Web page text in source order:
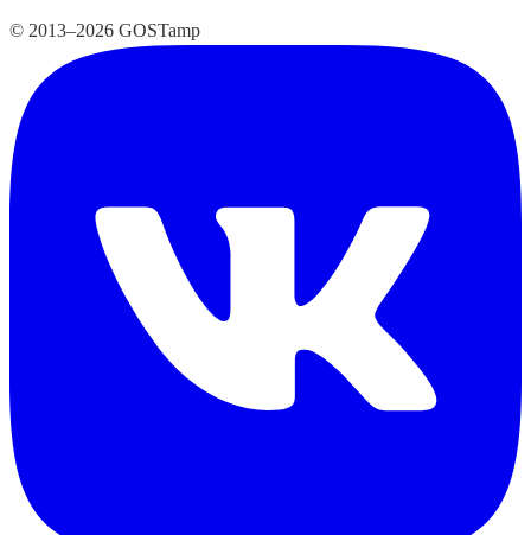
© 2013–2026 GOSTamp